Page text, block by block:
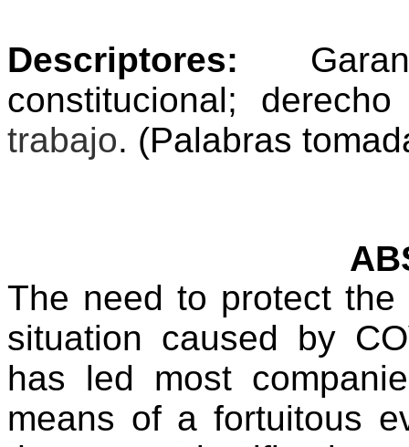
Descriptores:
constitucional;
trabajo. (Palabras
The need to protect
situation caused by
has led most
means of a fortuitous